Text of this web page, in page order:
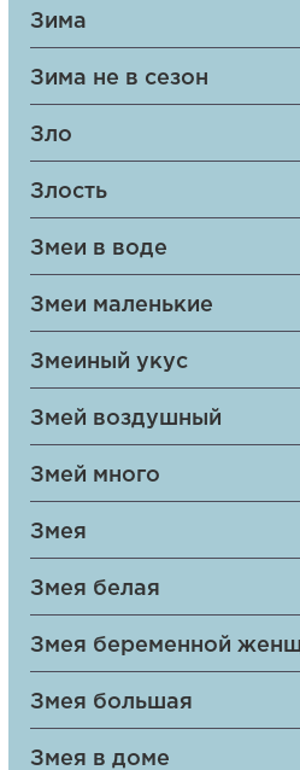
Зима
Зима не в сезон
Зло
Злость
Змеи в воде
Змеи маленькие
Змеиный укус
Змей воздушный
Змей много
Змея
Змея белая
Змея беременной
Змея большая
Змея в доме